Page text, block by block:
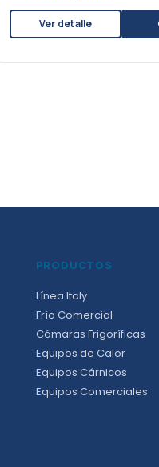
Ver detalle
PRODUCTOS
Línea Italy
Frío Comercial
Cámaras Frigoríficas
Equipos de Calor
Equipos Cárnicos
Equipos Comerciales